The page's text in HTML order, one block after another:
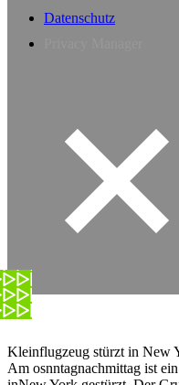
Datenschutz
Kleinflugzeug stürzt in New
Am osnntagnachmittag ist